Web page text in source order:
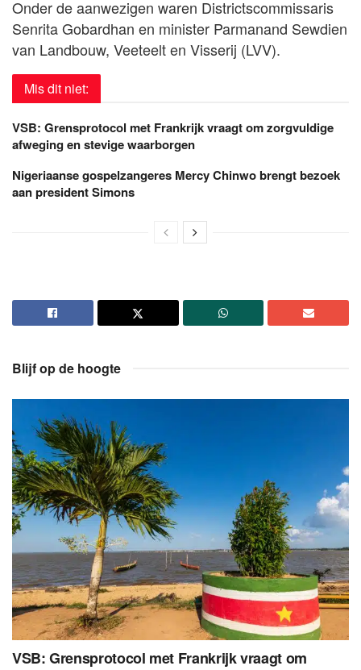
Onder de aanwezigen waren Districtscommissaris
Senrita Gobardhan en minister Parmanand Sewdien
van Landbouw, Veeteelt en Visserij (LVV).
Mis dit niet:
VSB: Grensprotocol met Frankrijk vraagt om zorgvuldige
afweging en stevige waarborgen
Nigeriaanse gospelzangeres Mercy Chinwo brengt bezoek
aan president Simons
Blijf op de hoogte
VSB: Grensprotocol met Frankrijk vraagt om